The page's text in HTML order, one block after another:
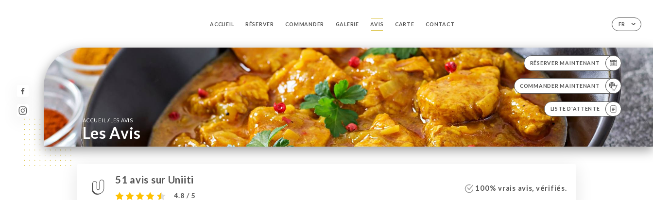
FR
ACCUEIL RÉSERVER COMMANDER GALERIE AVIS CARTE CONTACT
RÉSERVER MAINTENANT
COMMANDER MAINTENANT
LISTE D'ATTENTE
ACCUEIL/ LES AVIS
Les Avis
51 avis sur Uniiti
4.8 / 5
100% vrais avis, vérifiés.